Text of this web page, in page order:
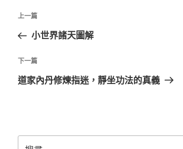
文
導
覽
上
一
文
章
上一篇
小世界諸天圖解
下
一
下一篇
道家內丹修煉指迷，靜坐功法的真義